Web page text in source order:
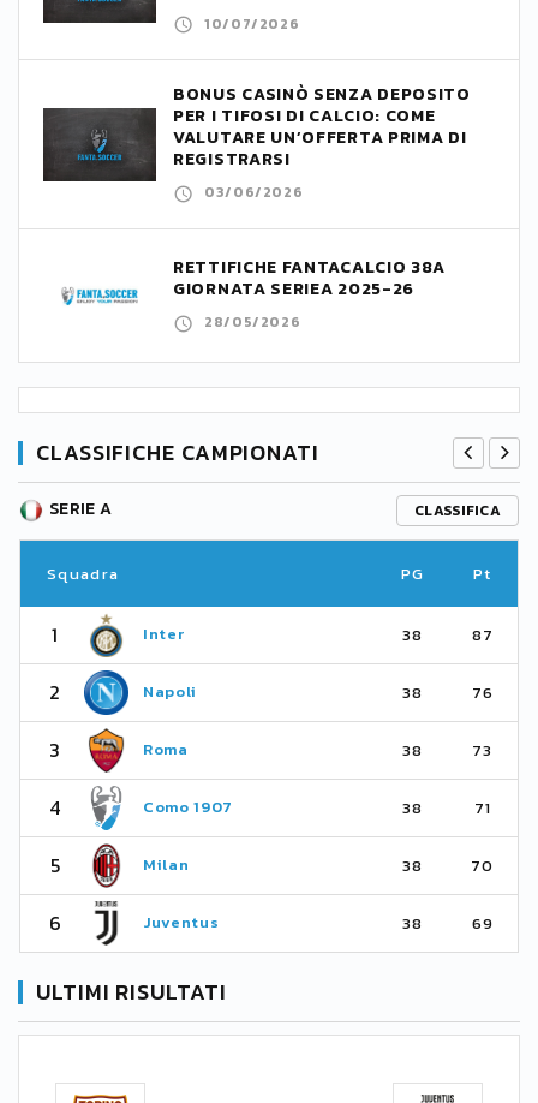
10/07/2026
BONUS CASINÒ SENZA DEPOSITO
PER I TIFOSI DI CALCIO: COME
VALUTARE UN’OFFERTA PRIMA DI
REGISTRARSI
03/06/2026
RETTIFICHE FANTACALCIO 38A
GIORNATA SERIEA 2025-26
28/05/2026
CLASSIFICHE CAMPIONATI
SERIE A CLASSIFICA
Squadra PG Pt
1 Inter 38 87
2 Napoli 38 76
3 Roma 38 73
4 Como 1907 38 71
5 Milan 38 70
6 Juventus 38 69
ULTIMI RISULTATI